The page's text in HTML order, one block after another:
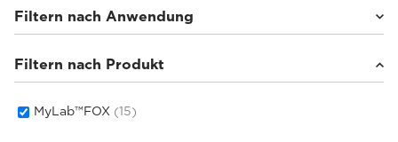
Filtern nach Anwendung
Kleintiere(15)
Filtern nach Produkt
MyLab™FOX (15)